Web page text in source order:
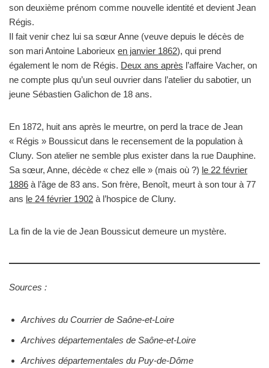
son deuxième prénom comme nouvelle identité et devient Jean
Régis.
Il fait venir chez lui sa sœur Anne (veuve depuis le décès de
son mari Antoine Laborieux en janvier 1862), qui prend
également le nom de Régis. Deux ans après l’affaire Vacher, on
ne compte plus qu’un seul ouvrier dans l’atelier du sabotier, un
jeune Sébastien Galichon de 18 ans.
En 1872, huit ans après le meurtre, on perd la trace de Jean
« Régis » Boussicut dans le recensement de la population à
Cluny. Son atelier ne semble plus exister dans la rue Dauphine.
Sa sœur, Anne, décède « chez elle » (mais où ?) le 22 février
1886 à l’âge de 83 ans. Son frère, Benoît, meurt à son tour à 77
ans le 24 février 1902 à l’hospice de Cluny.
La fin de la vie de Jean Boussicut demeure un mystère.
Sources :
Archives du Courrier de Saône-et-Loire
Archives départementales de Saône-et-Loire
Archives départementales du Puy-de-Dôme